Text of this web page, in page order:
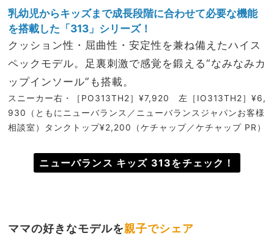
乳幼児からキッズまで成長段階に合わせて必要な機能
を搭載した「313」シリーズ！
クッション性・屈曲性・安定性を兼ね備えたハイス
ペックモデル。足裏刺激で感覚を鍛える“なみなみカ
ップインソール”も搭載。
スニーカー右・［PO313TH2］¥7,920 左［IO313TH2］¥6,
930（ともにニューバランス／ニューバランスジャパンお客様
相談室）タンクトップ¥2,200（ケチャップ／ケチャップ PR）
ニューバランス キッズ 313をチェック！
ママの好きなモデルを親子でシェア